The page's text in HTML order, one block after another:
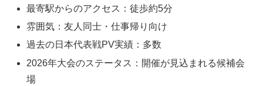
最寄駅からのアクセス：徒歩約5分
雰囲気：友人同士・仕事帰り向け
過去の日本代表戦PV実績：多数
2026年大会のステータス：開催が見込まれる候補会
場